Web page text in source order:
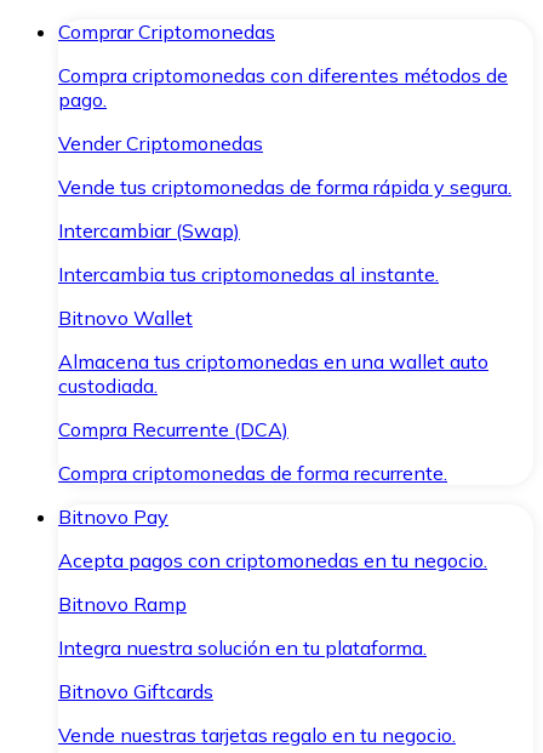
Comprar Criptomonedas
Compra criptomonedas con diferentes métodos de
pago.
Vender Criptomonedas
Vende tus criptomonedas de forma rápida y segura.
Intercambiar (Swap)
Intercambia tus criptomonedas al instante.
Bitnovo Wallet
Almacena tus criptomonedas en una wallet auto
custodiada.
Compra Recurrente (DCA)
Compra criptomonedas de forma recurrente.
Bitnovo Pay
Acepta pagos con criptomonedas en tu negocio.
Bitnovo Ramp
Integra nuestra solución en tu plataforma.
Bitnovo Giftcards
Vende nuestras tarjetas regalo en tu negocio.